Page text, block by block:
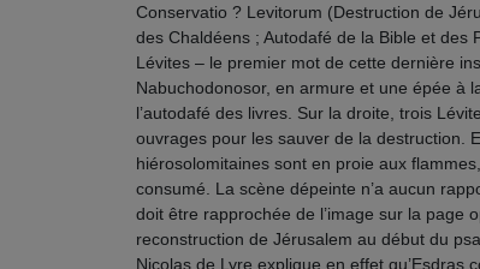
Conservatio ? Levitorum (Destruction de
des Chaldéens ; Autodafé de la Bible et des
Lévites – le premier mot de cette dernière
Nabuchodonosor, en armure et une épée à
l’autodafé des livres. Sur la droite, trois
ouvrages pour les sauver de la destruction.
hiérosolomitaines sont en proie aux
consumé. La scène dépeinte n’a aucun
doit être rapprochée de l’image sur la page
reconstruction de Jérusalem au début du
Nicolas de Lyre explique en effet qu’Esdras